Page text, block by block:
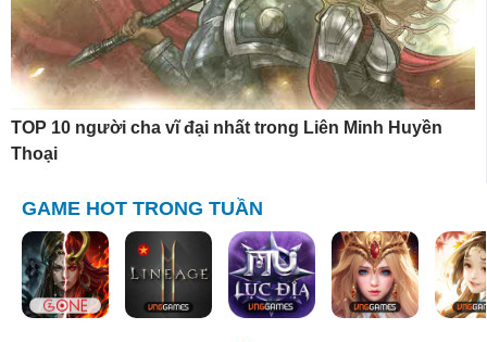
TOP 10 người cha vĩ đại nhất trong Liên Minh Huyền
Thoại
GAME HOT TRONG TUẦN